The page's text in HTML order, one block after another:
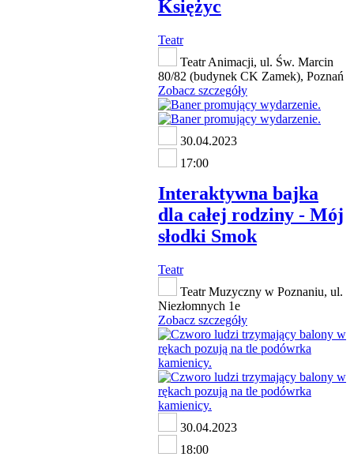
Księżyc
Teatr
Teatr Animacji, ul. Św. Marcin
80/82 (budynek CK Zamek), Poznań
Zobacz szczegóły
30.04.2023
17:00
Interaktywna bajka
dla całej rodziny - Mój
słodki Smok
Teatr
Teatr Muzyczny w Poznaniu, ul.
Niezłomnych 1e
Zobacz szczegóły
30.04.2023
18:00